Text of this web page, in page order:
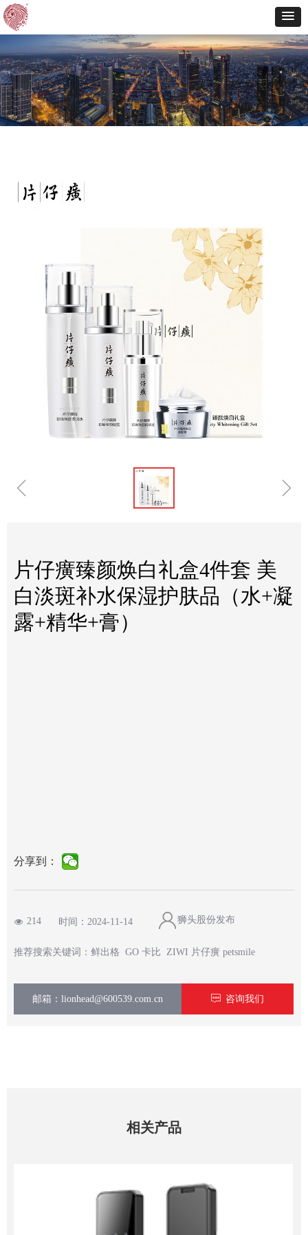
ꁆ ꁇ
片仔癀臻颜焕白礼盒4件套 美
白淡斑补水保湿护肤品（水+凝
露+精华+膏）
分享到：
넶 214 时间： 2024-11-14 狮头股份发布
邮箱：lionhead@600539.com.cn ꁳ 咨询我们
推荐搜索关键词：鲜出格 GO 卡比 ZIWI 片仔癀 petsmile
相关产品